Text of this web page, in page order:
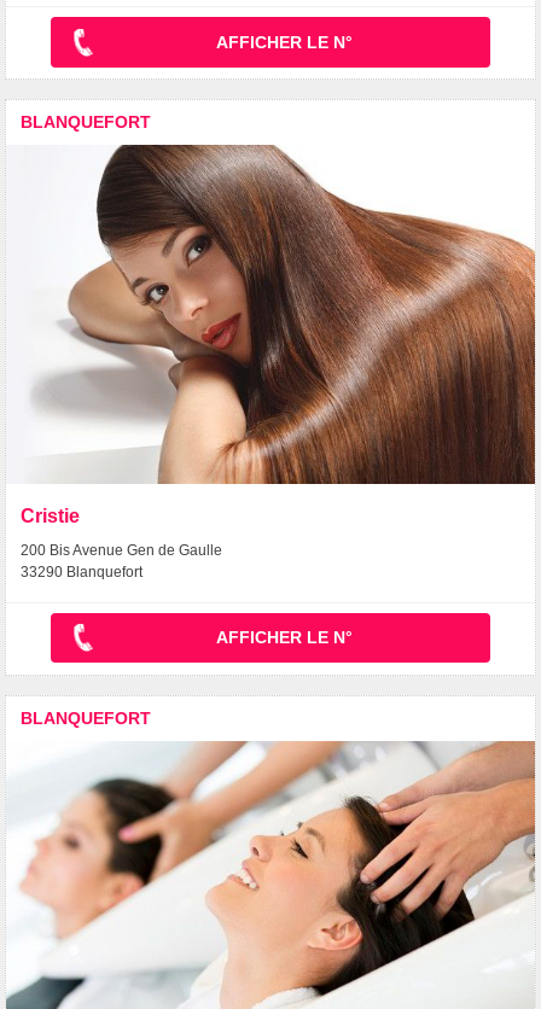
AFFICHER LE N°
BLANQUEFORT
Cristie
200 Bis Avenue Gen de Gaulle
33290 Blanquefort
AFFICHER LE N°
BLANQUEFORT